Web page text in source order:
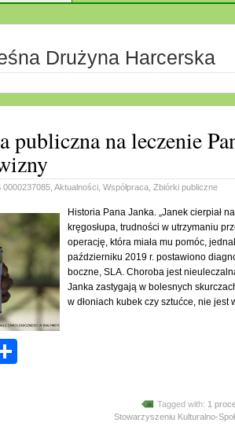
Drużyna Harcerska
publiczna na leczenie
0000237085 Aktualności Współpraca Zbiórki publiczne
Historia Pana Janka. „Janek cierpiał
kręgosłupa, trudności w utrzymaniu
operację, która miała mu pomóc,
październiku 2019 r. postawiono
boczne, SLA. Choroba jest
Janka zastygają w bolesnych
w dłoniach kubek czy sztućce, nie jest
Tagged with: 1
Stowarzyszeniu Kulturalno-